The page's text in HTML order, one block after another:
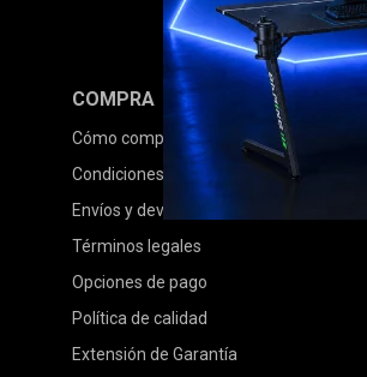
COMPRA
Cómo comprar
Condiciones de compra
Envíos y devoluciones
Términos legales
Opciones de pago
Política de calidad
Extensión de Garantía